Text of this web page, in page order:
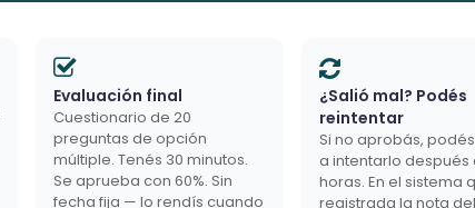
Evaluación final
Cuestionario de 20
preguntas de opción
múltiple. Tenés 30 minutos.
Se aprueba con 60%. Sin
fecha fija — lo rendís cuando
¿Salió mal? Podés
reintentar
Si no aprobás,
a intentarlo después
horas. En el sistema
registrada la nota